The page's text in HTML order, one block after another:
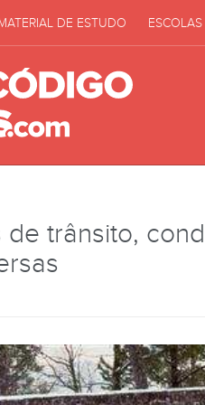
DE ESTUDO ESCOLAS
de trânsito,